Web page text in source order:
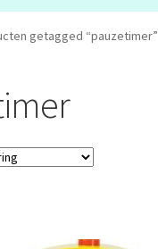
getagged “pauzetimer”